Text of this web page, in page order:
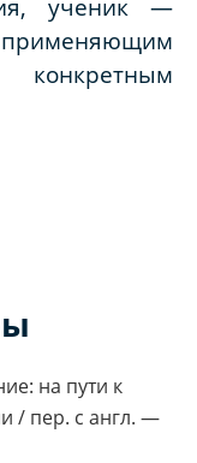
ученик —
применяющим
на пути к
/ пер. с англ. —